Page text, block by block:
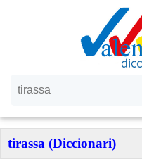
tirassa (Diccionari)